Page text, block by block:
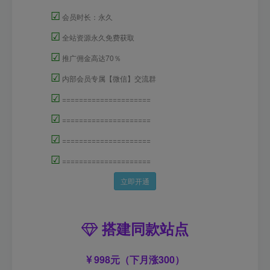
☑ 会员时长：永久
☑ 全站资源永久免费获取
☑ 推广佣金高达70％
☑ 内部会员专属【微信】交流群
☑ =====================
☑ =====================
☑ =====================
☑ =====================
立即开通
搭建同款站点
998元（下月涨300）